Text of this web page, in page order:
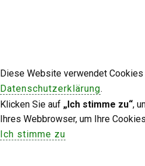
Diese Website verwendet Cookies
Datenschutzerklärung.
Klicken Sie auf „Ich stimme zu“,
Ihres Webbrowser, um Ihre
Ich stimme zu